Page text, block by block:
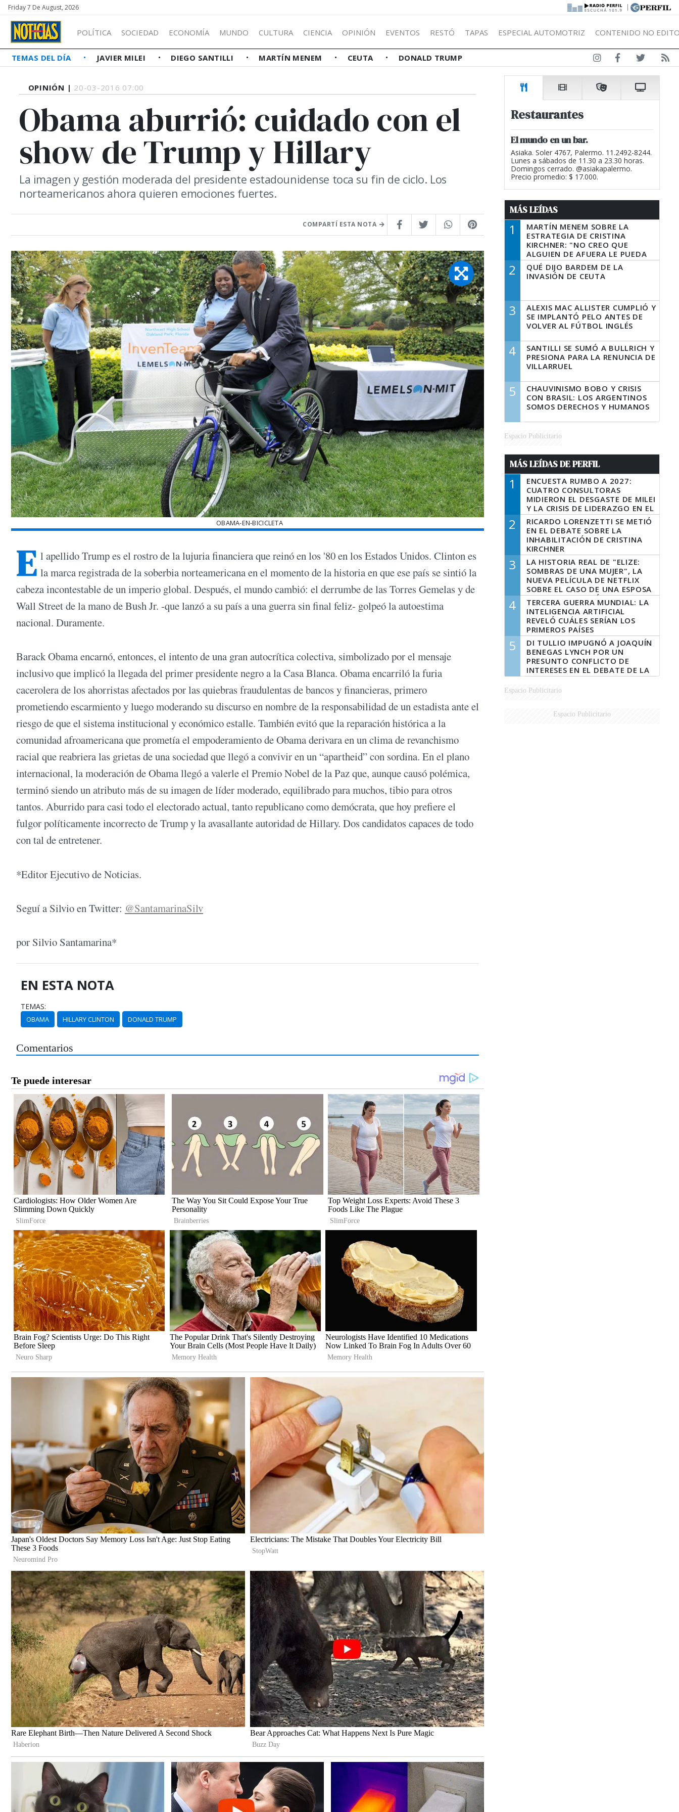
Friday 7 De August, 2026 |
POLÍTICA SOCIEDAD ECONOMÍA MUNDO CULTURA CIENCIA OPINIÓN EVENTOS RESTÓ TAPAS ESPECIAL AUTOMOTRIZ CONTENIDO NO
TEMAS DEL DÍA JAVIER MILEI DIEGO SANTILLI MARTÍN MENEM CEUTA DONALD TRUMP
OPINIÓN | 20-03-2016 07:00
Obama aburrió: cuidado con el
show de Trump y Hillary
La imagen y gestión moderada del presidente estadounidense toca su fin de ciclo. Los
norteamericanos ahora quieren emociones fuertes.
COMPARTÍ ESTA NOTA
OBAMA-EN-BICICLETA
E l apellido Trump es el rostro de la lujuria financiera que reinó en los '80 en los Estados Unidos. Clinton es
la marca registrada de la soberbia norteamericana en el momento de la historia en que ese país se sintió la
cabeza incontestable de un imperio global. Después, el mundo cambió: el derrumbe de las Torres Gemelas y de
Wall Street de la mano de Bush Jr. -que lanzó a su país a una guerra sin final feliz- golpeó la autoestima
nacional. Duramente.
Barack Obama encarnó, entonces, el intento de una gran autocrítica colectiva, simbolizado por el mensaje
inclusivo que implicó la llegada del primer presidente negro a la Casa Blanca. Obama encarriló la furia
cacerolera de los ahorristas afectados por las quiebras fraudulentas de bancos y financieras, primero
prometiendo escarmiento y luego moderando su discurso en nombre de la responsabilidad de un estadista ante el
riesgo de que el sistema institucional y económico estalle. También evitó que la reparación histórica a la
comunidad afroamericana que prometía el empoderamiento de Obama derivara en un clima de revanchismo
racial que reabriera las grietas de una sociedad que llegó a convivir en un “apartheid” con sordina. En el plano
internacional, la moderación de Obama llegó a valerle el Premio Nobel de la Paz que, aunque causó polémica,
terminó siendo un atributo más de su imagen de líder moderado, equilibrado para muchos, tibio para otros
tantos. Aburrido para casi todo el electorado actual, tanto republicano como demócrata, que hoy prefiere el
fulgor políticamente incorrecto de Trump y la avasallante autoridad de Hillary. Dos candidatos capaces de todo
con tal de entretener.
*Editor Ejecutivo de Noticias.
Seguí a Silvio en Twitter: @SantamarinaSilv
por Silvio Santamarina*
EN ESTA NOTA
TEMAS:
OBAMA HILLARY CLINTON DONALD TRUMP
Comentarios
Restaurantes
El mundo en un bar.
Asiaka. Soler 4767, Palermo. 11.2492-8244.
Lunes a sábados de 11.30 a 23.30 horas.
Domingos cerrado. @asiakapalermo.
Precio promedio: $ 17.000.
MÁS LEÍDAS
1
MARTÍN MENEM SOBRE LA
ESTRATEGIA DE CRISTINA
KIRCHNER: "NO CREO QUE
ALGUIEN DE AFUERA LE PUEDA
DECIR A LA JUSTICIA LO QUE
TIENE QUE HACER"
2
QUÉ DIJO BARDEM DE LA
INVASIÓN DE CEUTA
3
ALEXIS MAC ALLISTER CUMPLIÓ Y
SE IMPLANTÓ PELO ANTES DE
VOLVER AL FÚTBOL INGLÉS
4
SANTILLI SE SUMÓ A BULLRICH Y
PRESIONA PARA LA RENUNCIA DE
VILLARRUEL
5
CHAUVINISMO BOBO Y CRISIS
CON BRASIL: LOS ARGENTINOS
SOMOS DERECHOS Y HUMANOS
Espacio Publicitario
MÁS LEÍDAS DE PERFIL
1
ENCUESTA RUMBO A 2027:
CUATRO CONSULTORAS
MIDIERON EL DESGASTE DE MILEI
Y LA CRISIS DE LIDERAZGO EN EL
PERONISMO
2
RICARDO LORENZETTI SE METIÓ
EN EL DEBATE SOBRE LA
INHABILITACIÓN DE CRISTINA
KIRCHNER
3
LA HISTORIA REAL DE "ELIZE:
SOMBRAS DE UNA MUJER", LA
NUEVA PELÍCULA DE NETFLIX
SOBRE EL CASO DE UNA ESPOSA
QUE DESCUARTIZÓ A SU
MARIDO
4
TERCERA GUERRA MUNDIAL: LA
INTELIGENCIA ARTIFICIAL
REVELÓ CUÁLES SERÍAN LOS
PRIMEROS PAÍSES
LATINOAMERICANOS EN SER
DERROTADOS
5
DI TULLIO IMPUGNÓ A JOAQUÍN
BENEGAS LYNCH POR UN
PRESUNTO CONFLICTO DE
INTERESES EN EL DEBATE DE LA
LEY DE TIERRAS
Espacio Publicitario
Espacio Publicitario